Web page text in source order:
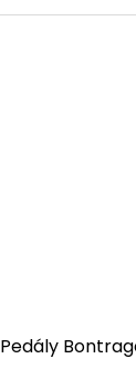
Pedály